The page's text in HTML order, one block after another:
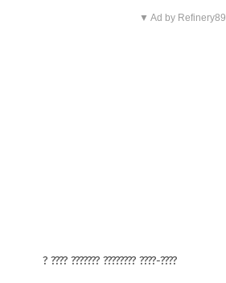
▼ Ad by Refinery89
? ???? ??????? ???????? ????-????